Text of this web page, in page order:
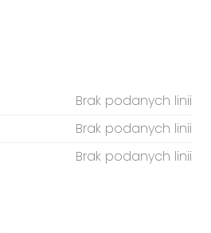
Brak podanych linii
Brak podanych linii
Brak podanych linii